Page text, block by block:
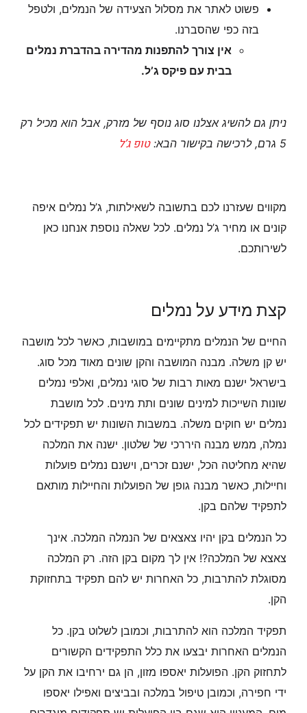
פשוט לאתר את מסלול הצעידה של הנמלים, ולטפל
בזה כפי שהסברנו.
אין צורך להתפנות מהדירה בהדברת נמלים
בבית עם פיקס ג’ל.
ניתן גם להשיג אצלנו סוג נוסף של מזרק, אבל הוא מכיל רק
5 גרם, לרכישה בקישור הבא:
טופ ג’ל
מקווים שעזרנו לכם בתשובה לשאילתות, ג’ל נמלים איפה
קונים או מחיר ג’ל נמלים. לכל שאלה נוספת אנחנו כאן
לשירותכם.
קצת מידע על נמלים
החיים של הנמלים מתקיימים במושבות, כאשר לכל מושבה
יש קן משלה. מבנה המושבה והקן שונים מאוד מכל סוג.
בישראל ישנם מאות רבות של סוגי נמלים, ואלפי נמלים
שונות השייכות למינים שונים ותת מינים. לכל מושבת
נמלים יש חוקים משלה. במשבות השונות יש תפקידים לכל
נמלה, ממש מבנה היררכי של שלטון. ישנה את המלכה
שהיא מחליטה הכל, ישנם זכרים, וישנם נמלים פועלות
וחיילות, כאשר מבנה גופן של הפועלות והחיילות מותאם
לתפקיד שלהם בקן.
כל הנמלים בקן יהיו צאצאים של הנמלה המלכה. אינך
צאצא של המלכה?! אין לך מקום בקן הזה. רק המלכה
מסוגלת להתרבות, כל האחרות יש להם תפקיד בתחזוקת
הקן.
תפקיד המלכה הוא להתרבות, וכמובן לשלוט בקן. כל
הנמלים האחרות יבצעו את כלל התפקידים הקשורים
לתחזוק הקן. הפועלות יאספו מזון, הן גם ירחיבו את הקן על
ידי חפירה, וכמובן טיפול במלכה ובביצים ואפילו יאספו